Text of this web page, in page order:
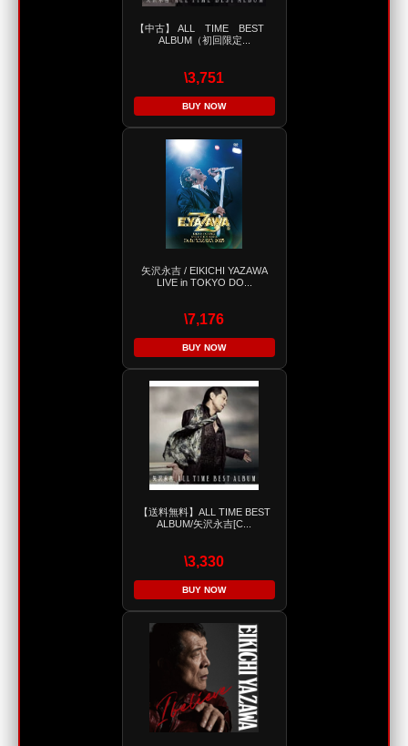
【中古】 ALL TIME BEST
ALBUM（初回限定...
\3,751
BUY NOW
矢沢永吉 / EIKICHI YAZAWA
LIVE in TOKYO DO...
\7,176
BUY NOW
【送料無料】ALL TIME BEST
ALBUM/矢沢永吉[C...
\3,330
BUY NOW